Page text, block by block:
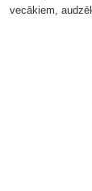
vecākiem,